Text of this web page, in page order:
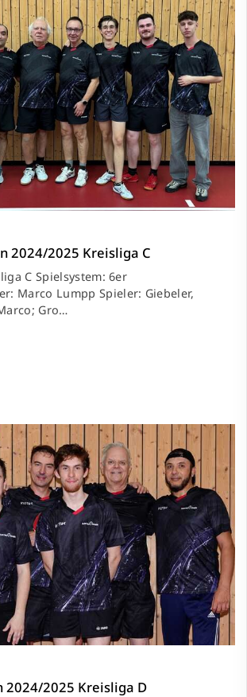
2024/2025 Kreisliga C
C Spielsystem: 6er
Marco Lumpp Spieler: Giebeler,
Gro…
2024/2025 Kreisliga D